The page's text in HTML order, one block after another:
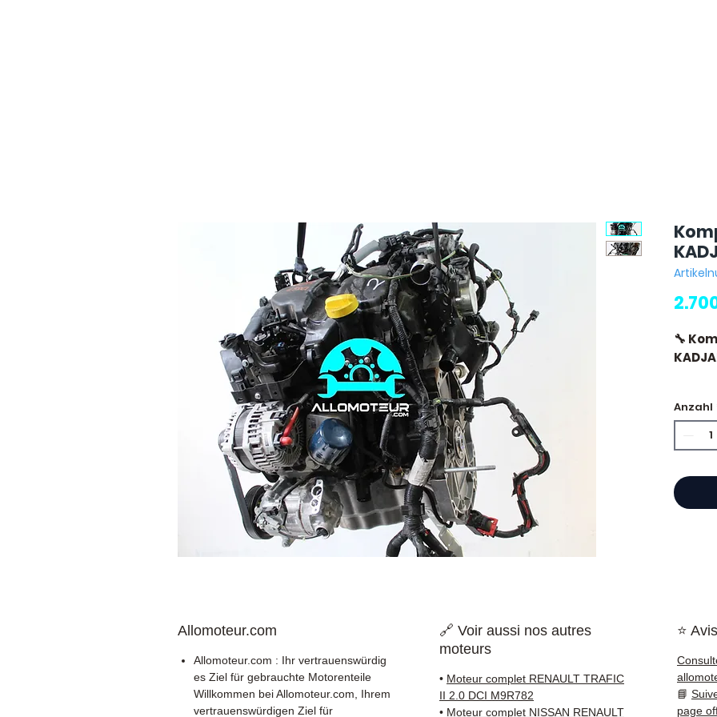
🔧
⭐
in
✅
und
Anzahl
Allomoteur.com
Allomoteur.com : Ihr vertrauenswürdig
es Ziel für gebrauchte Motorenteile
Willkommen bei Allomoteur.com, Ihrem
vertrauenswürdigen Ziel für
🔗 Voir aussi nos autres
moteurs
• Moteur complet RENAULT TRAFIC
II 2.0 DCI M9R782
• Moteur complet NISSAN RENAULT
⭐
📘
page